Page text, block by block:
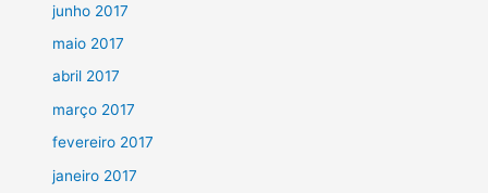
junho 2017
maio 2017
abril 2017
março 2017
fevereiro 2017
janeiro 2017